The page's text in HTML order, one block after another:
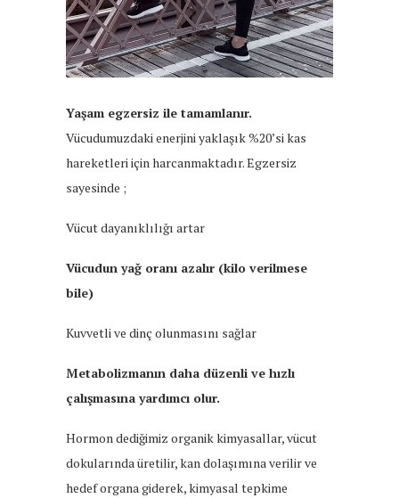
Yaşam egzersiz ile tamamlanır.
Vücudumuzdaki enerjini yaklaşık %20’si kas
hareketleri için harcanmaktadır. Egzersiz
sayesinde ;
Vücut dayanıklılığı artar
Vücudun yağ oranı azalır (kilo verilmese
bile)
Kuvvetli ve dinç olunmasını sağlar
Metabolizmanın daha düzenli ve hızlı
çalışmasına yardımcı olur.
Hormon dediğimiz organik kimyasallar, vücut
dokularında üretilir, kan dolaşımına verilir ve
hedef organa giderek, kimyasal tepkime